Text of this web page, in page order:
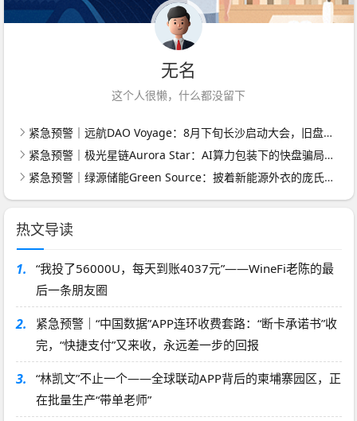
无名
这个人很懒，什么都没留下
紧急预警｜远航DAO Voyage：8月下旬长沙启动大会，旧盘团队平移，RWA+大宗商品包装——又是庞氏滚盘的老剧本
紧急预警｜极光星链Aurora Star：AI算力包装下的快盘骗局，认购即入坑
紧急预警｜绿源储能Green Source：披着新能源外衣的庞氏传销盘，8月千人大会就是收割信号
热文导读
1.
“我投了56000U，每天到账4037元”——WineFi老陈的最
后一条朋友圈
2.
紧急预警｜“中国数据”APP连环收费套路：“断卡承诺书”收
完，“快捷支付”又来收，永远差一步的回报
3.
“林凯文”不止一个——全球联动APP背后的柬埔寨园区，正
在批量生产“带单老师”